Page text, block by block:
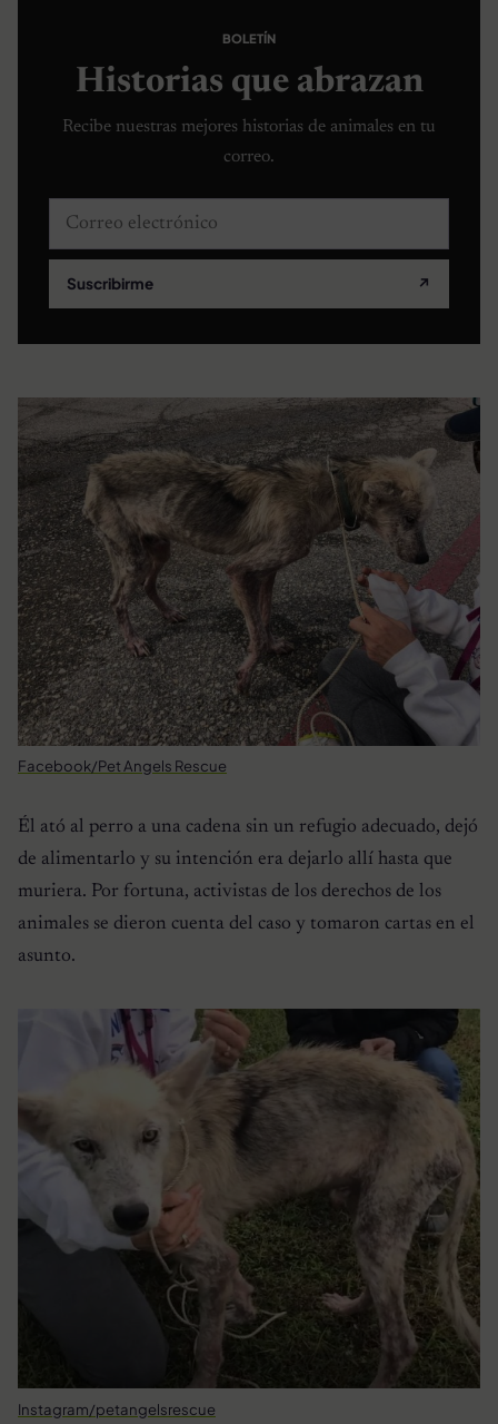
BOLETÍN
Historias que abrazan
Recibe nuestras mejores historias de animales en tu
correo.
Correo electrónico
Suscribirme ↗
Facebook/Pet Angels Rescue
Él ató al perro a una cadena sin un refugio adecuado, dejó
de alimentarlo y su intención era dejarlo allí hasta que
muriera. Por fortuna, activistas de los derechos de los
animales se dieron cuenta del caso y tomaron cartas en el
asunto.
Instagram/petangelsrescue